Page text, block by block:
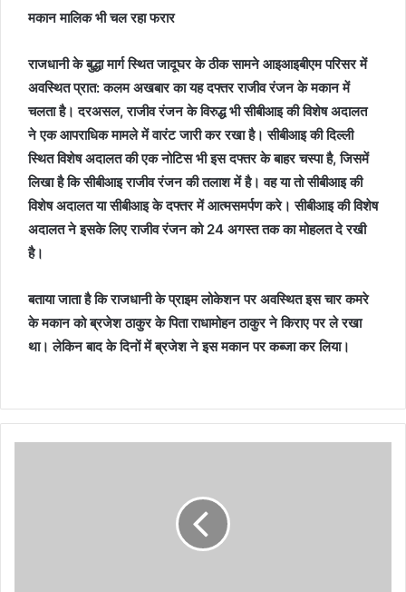
मकान मालिक भी चल रहा फरार
राजधानी के बुद्धा मार्ग स्थित जादूघर के ठीक सामने आइआइबीएम परिसर में
अवस्थित प्रात: कलम अखबार का यह दफ्तर राजीव रंजन के मकान में
चलता है। दरअसल, राजीव रंजन के विरुद्ध भी सीबीआइ की विशेष अदालत
ने एक आपराधिक मामले में वारंट जारी कर रखा है। सीबीआइ की दिल्ली
स्थित विशेष अदालत की एक नोटिस भी इस दफ्तर के बाहर चस्पा है, जिसमें
लिखा है कि सीबीआइ राजीव रंजन की तलाश में है। वह या तो सीबीआइ की
विशेष अदालत या सीबीआइ के दफ्तर में आत्मसमर्पण करे। सीबीआइ की विशेष
अदालत ने इसके लिए राजीव रंजन को 24 अगस्त तक का मोहलत दे रखी
है।
बताया जाता है कि राजधानी के प्राइम लोकेशन पर अवस्थित इस चार कमरे
के मकान को ब्रजेश ठाकुर के पिता राधामोहन ठाकुर ने किराए पर ले रखा
था। लेकिन बाद के दिनों में ब्रजेश ने इस मकान पर कब्जा कर लिया।